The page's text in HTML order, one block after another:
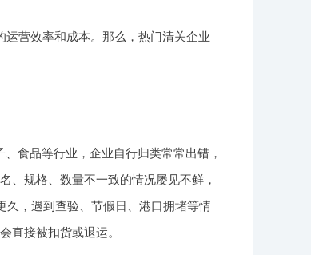
营效率和成本。那么，热门清关企业
食品等行业，企业自行归类常常出错，
、规格、数量不一致的情况屡见不鲜，
久，遇到查验、节假日、港口拥堵等情
直接被扣货或退运。